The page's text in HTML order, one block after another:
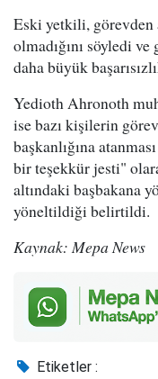
Eski yetkili, görevden
olmadığını söyledi
daha büyük
Yedioth Ahronoth
ise bazı kişilerin
başkanlığına
bir teşekkür jesti"
altındaki başbakana
yöneltildiği belirtildi.
Kaynak: Mepa News
Etiketler :